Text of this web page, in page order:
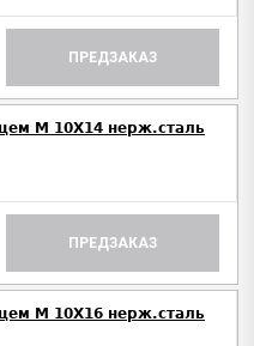
ПРЕДЗАКАЗ
M 10Х14 нерж.сталь
ПРЕДЗАКАЗ
M 10Х16 нерж.сталь